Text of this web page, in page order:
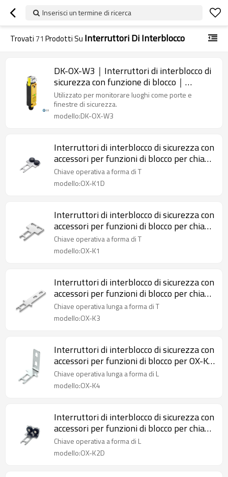
Inserisci un termine di ricerca
Trovati71 Prodotti Su Interruttori Di Interblocco
DK-OX-W3｜Interruttori di interblocco di
sicurezza con funzione di blocco｜
DADISICK
Utilizzato per monitorare luoghi come porte e
finestre di sicurezza.
modello:DK-OX-W3
Interruttori di interblocco di sicurezza con
accessori per funzioni di blocco per chiave
operativa a forma di T OX-K1D con
cuscino
Chiave operativa a forma di T
modello:OX-K1D
Interruttori di interblocco di sicurezza con
accessori per funzioni di blocco per chiave
operativa a forma di T OX-K1
Chiave operativa a forma di T
modello:OX-K1
Interruttori di interblocco di sicurezza con
accessori per funzioni di blocco per chiave
operativa lunga a forma di T OX-K3
Chiave operativa lunga a forma di T
modello:OX-K3
Interruttori di interblocco di sicurezza con
accessori per funzioni di blocco per OX-K4
Chiave operativa lunga a forma di L
Chiave operativa lunga a forma di L
modello:OX-K4
Interruttori di interblocco di sicurezza con
accessori per funzioni di blocco per chiave
operativa a L OX-K2D con cuscino
Chiave operativa a forma di L
modello:OX-K2D